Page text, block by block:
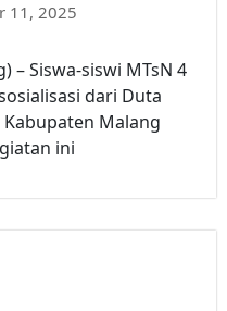
11, 2025
– Siswa-siswi MTsN 4
dari Duta
Malang
ini